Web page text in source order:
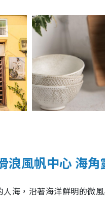
浪風帆中心 海角
海，沿著海洋鮮明的微